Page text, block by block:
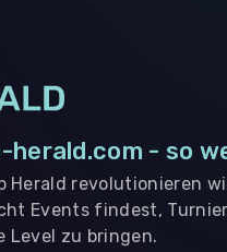
- so
Herald revolutionieren
Events findest,
Level zu bringen.